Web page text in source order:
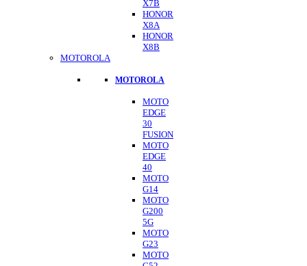
X7B
HONOR
X8A
HONOR
X8B
MOTOROLA
MOTOROLA
MOTO
EDGE
30
FUSION
MOTO
EDGE
40
MOTO
G14
MOTO
G200
5G
MOTO
G23
MOTO